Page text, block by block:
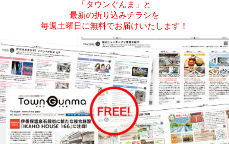
「タウンぐんま」と
最新の折り込みチラシを
毎週土曜日に無料でお届けいたします！